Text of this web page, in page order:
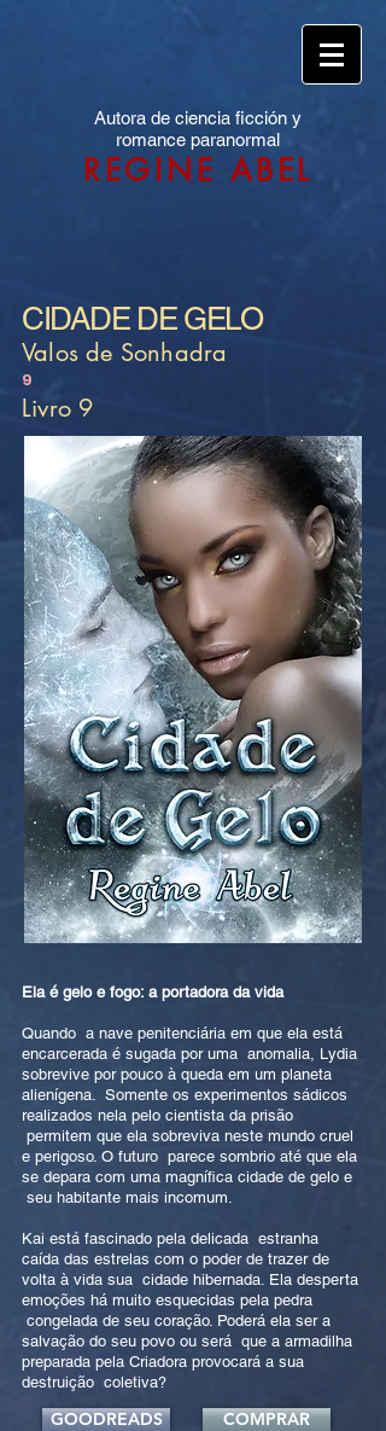
Autora de ciencia ficción y
romance paranormal
REGINE ABEL
CIDADE DE GELO
Valos de Sonhadra
9
Livro 9
Ela é gelo e fogo: a portadora da vida
Quando a nave penitenciária em que ela está
encarcerada é sugada por uma anomalia, Lydia
sobrevive por pouco à queda em um planeta
alienígena. Somente os experimentos sádicos
realizados nela pelo cientista da prisão
permitem que ela sobreviva neste mundo cruel
e perigoso. O futuro parece sombrio até que ela
se depara com uma magnífica cidade de gelo e
seu habitante mais incomum.
Kai está fascinado pela delicada estranha
caída das estrelas com o poder de trazer de
volta à vida sua cidade hibernada. Ela desperta
emoções há muito esquecidas pela pedra
congelada de seu coração. Poderá ela ser a
salvação do seu povo ou será que a armadilha
preparada pela Criadora provocará a sua
destruição coletiva?
GOODREADS COMPRAR